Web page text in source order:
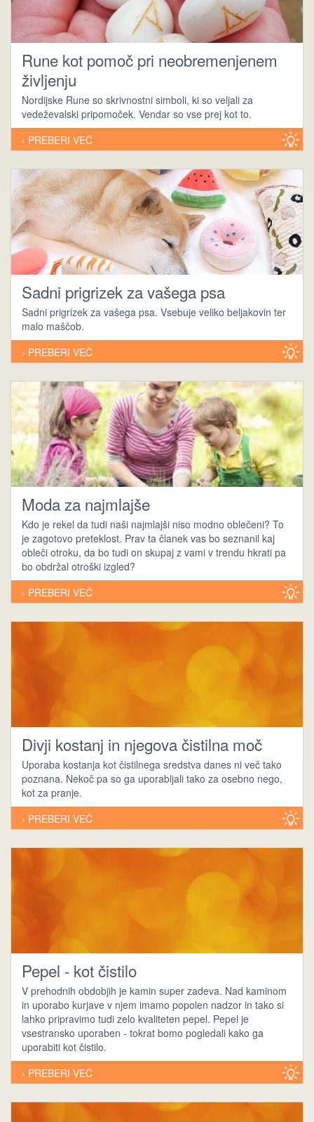
Rune kot pomoč pri neobremenjenem
življenju
Nordijske Rune so skrivnostni simboli, ki so veljali za
vedeževalski pripomoček. Vendar so vse prej kot to.
› PREBERI VEČ
Sadni prigrizek za vašega psa
Sadni prigrizek za vašega psa. Vsebuje veliko beljakovin ter
malo maščob.
› PREBERI VEČ
Moda za najmlajše
Kdo je rekel da tudi naši najmlajši niso modno oblečeni? To
je zagotovo preteklost. Prav ta članek vas bo seznanil kaj
obleči otroku, da bo tudi on skupaj z vami v trendu hkrati pa
bo obdržal otroški izgled?
› PREBERI VEČ
Divji kostanj in njegova čistilna moč
Uporaba kostanja kot čistilnega sredstva danes ni več tako
poznana. Nekoč pa so ga uporabljali tako za osebno nego,
kot za pranje.
› PREBERI VEČ
Pepel - kot čistilo
V prehodnih obdobjih je kamin super zadeva. Nad kaminom
in uporabo kurjave v njem imamo popolen nadzor in tako si
lahko pripravimo tudi zelo kvaliteten pepel. Pepel je
vsestransko uporaben - tokrat bomo pogledali kako ga
uporabiti kot čistilo.
› PREBERI VEČ